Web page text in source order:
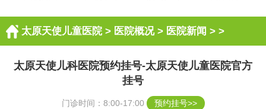
太原天使儿童医院> 医院概况> 医院新闻 > >
太原天使儿科医院预约挂号-太原天使儿童医院官方
挂号
门诊时间：8:00-17:00 预约挂号>>